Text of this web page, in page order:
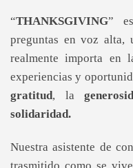
“THANKSGIVING”
preguntas en voz alta,
realmente importa en
experiencias y
gratitud, la
solidaridad.
Nuestra asistente de